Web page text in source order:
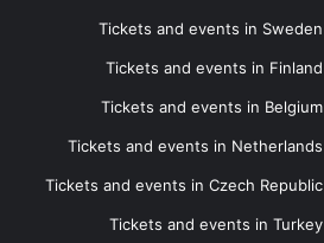
Tickets and events in Sweden
Tickets and events in Finland
Tickets and events in Belgium
Tickets and events in Netherlands
Tickets and events in Czech Republic
Tickets and events in Turkey